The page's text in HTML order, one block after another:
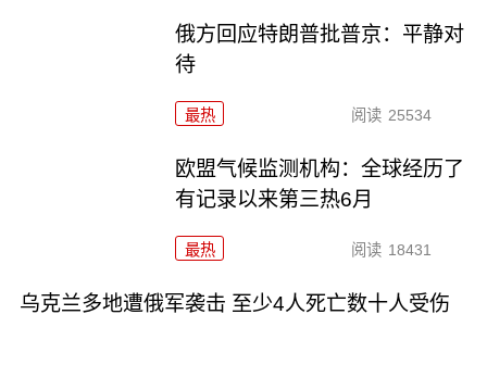
俄方回应特朗普批普京：平静对
待
最热 阅读 25534
欧盟气候监测机构：全球经历了
有记录以来第三热6月
最热 阅读 18431
乌克兰多地遭俄军袭击 至少4人死亡数十人受伤